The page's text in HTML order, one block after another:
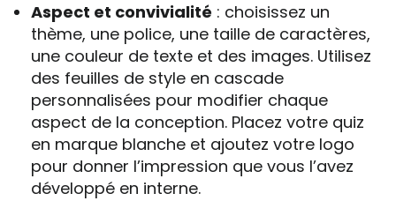
Aspect et convivialité : choisissez un
thème, une police, une taille de caractères,
une couleur de texte et des images. Utilisez
des feuilles de style en cascade
personnalisées pour modifier chaque
aspect de la conception. Placez votre quiz
en marque blanche et ajoutez votre logo
pour donner l’impression que vous l’avez
développé en interne.